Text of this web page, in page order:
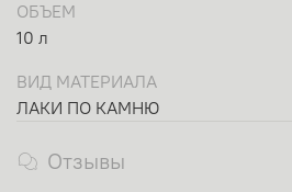
ОБЪЕМ
10 л
ВИД МАТЕРИАЛА
ЛАКИ ПО КАМНЮ
Отзывы